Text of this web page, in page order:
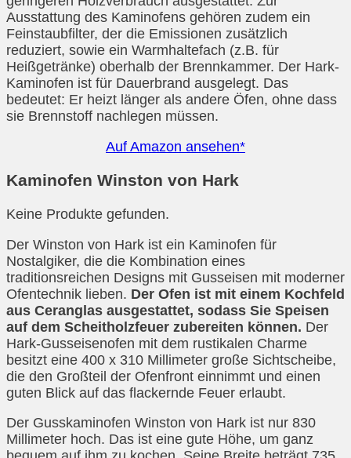
Ausstattung des Kaminofens gehören zudem ein
Feinstaubfilter, der die Emissionen zusätzlich
reduziert, sowie ein Warmhaltefach (z.B. für
Heißgetränke) oberhalb der Brennkammer. Der Hark-
Kaminofen ist für Dauerbrand ausgelegt. Das
bedeutet: Er heizt länger als andere Öfen, ohne dass
sie Brennstoff nachlegen müssen.
Auf Amazon ansehen*
Kaminofen Winston von Hark
Keine Produkte gefunden.
Der Winston von Hark ist ein Kaminofen für
Nostalgiker, die die Kombination eines
traditionsreichen Designs mit Gusseisen mit moderner
Ofentechnik lieben. Der Ofen ist mit einem Kochfeld
aus Ceranglas ausgestattet, sodass Sie Speisen
auf dem Scheitholzfeuer zubereiten können. Der
Hark-Gusseisenofen mit dem rustikalen Charme
besitzt eine 400 x 310 Millimeter große Sichtscheibe,
die den Großteil der Ofenfront einnimmt und einen
guten Blick auf das flackernde Feuer erlaubt.
Der Gusskaminofen Winston von Hark ist nur 830
Millimeter hoch. Das ist eine gute Höhe, um ganz